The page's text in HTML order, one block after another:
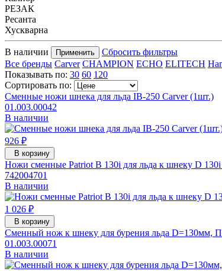
РЕЗАК
Ресанта
Хускварна
В наличии Применить
Сбросить фильтры
Все бренды Carver CHAMPION ECHO ELITECH
Показывать по: 30 60 120
Сортировать по:
Сменные ножи шнека для льда IB-250 Carver (1шт.)
01.003.00042
В наличии
926 ₽
В корзину
Ножи сменные Patriot B 130i для льда к шнеку D
742004701
В наличии
1 026 ₽
В корзину
Сменный нож к шнеку для бурения льда D=130мм,
01.003.00071
В наличии